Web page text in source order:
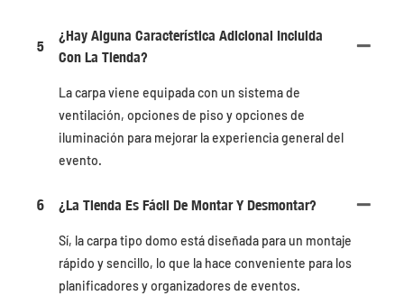
5
¿Hay Alguna Característica Adicional Incluida
Con La Tienda?
La carpa viene equipada con un sistema de
ventilación, opciones de piso y opciones de
iluminación para mejorar la experiencia general del
evento.
6 ¿La Tienda Es Fácil De Montar Y Desmontar?
Sí, la carpa tipo domo está diseñada para un montaje
rápido y sencillo, lo que la hace conveniente para los
planificadores y organizadores de eventos.